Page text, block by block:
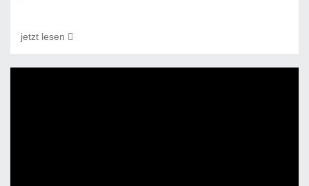
jetzt lesen